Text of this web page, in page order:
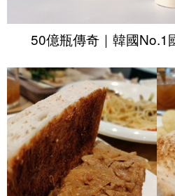
50億瓶傳奇｜韓國No.1